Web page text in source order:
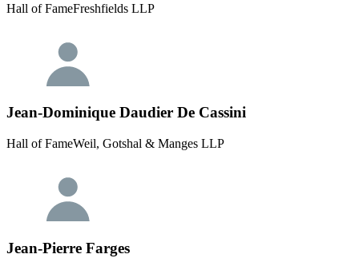
Hall of FameFreshfields LLP
Jean-Dominique Daudier De Cassini
Hall of FameWeil, Gotshal & Manges LLP
Jean-Pierre Farges